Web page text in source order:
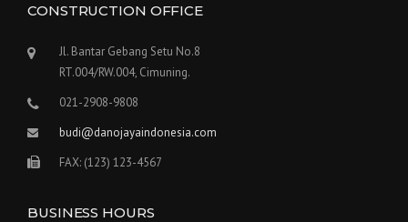
CONSTRUCTION OFFICE
Jl. Bantar Gebang Setu No.8
RT.004/RW.004, Cimuning.
021-2908-9808
budi@danojayaindonesia.com
FAX: (123) 123-4567
BUSINESS HOURS